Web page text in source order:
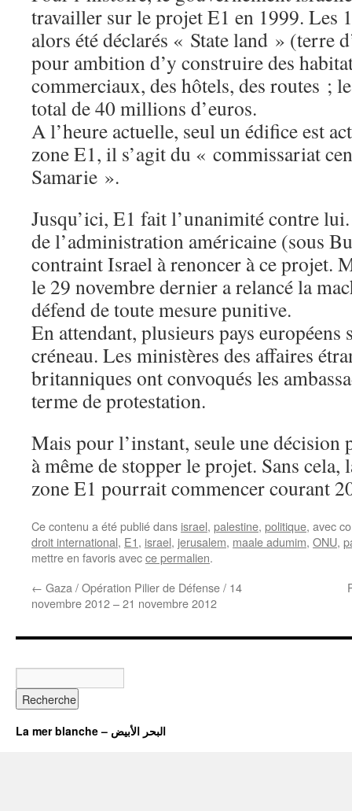
travailler sur le projet E1 en 1999. Les
alors été déclarés « State land » (terre
pour ambition d’y construire des
commerciaux, des hôtels, des routes ;
total de 40 millions d’euros.
A l’heure actuelle, seul un édifice est
zone E1, il s’agit du « commissariat
Samarie ».
Jusqu’ici, E1 fait l’unanimité contre
de l’administration américaine (sous
contraint Israel à renoncer à ce projet.
le 29 novembre dernier a relancé la
défend de toute mesure punitive.
En attendant, plusieurs pays européens
créneau. Les ministères des affaires
britanniques ont convoqués les
terme de protestation.
Mais pour l’instant, seule une décision
à même de stopper le projet. Sans
zone E1 pourrait commencer courant
Ce contenu a été publié dans israel, palestine, politique, avec
droit international, E1, israel, jerusalem, maale adumim, ONU,
mettre en favoris avecce permalien.
← Gaza / Opération Pilier de Défense / 14
novembre 2012 – 21 novembre 2012
La mer blanche – البحر الأبيض